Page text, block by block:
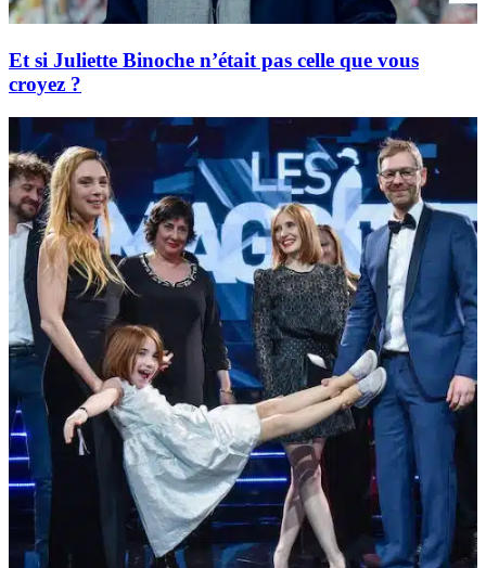
Et si Juliette Binoche n’était pas celle que vous
croyez ?